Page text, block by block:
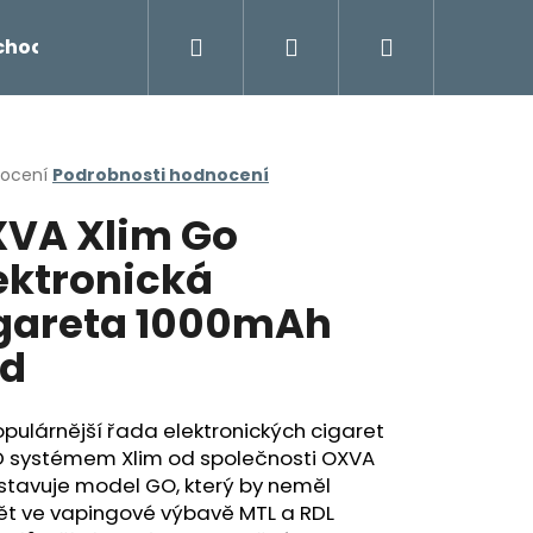
Napište námPřihlášení
Podrobnosti hodnocení
Xlim Go
1000mAh
řada elektronických cigaret
systémem Xlim od společnosti OXVA
model GO, který by neměl
ve vapingové výbavě MTL a RDL
Následující